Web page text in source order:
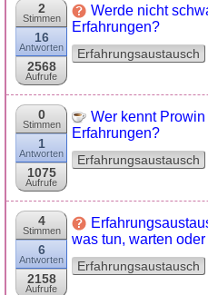
2
Stimmen
16
Antworten
2568
Aufrufe
Werde nicht
Erfahrungen?
Erfahrungsaustausch
0
Stimmen
1
Antworten
1075
Aufrufe
Wer kennt
Erfahrungen?
Erfahrungsaustausch
4
Stimmen
6
Antworten
2158
Aufrufe
was tun, warten
Erfahrungsaustausch